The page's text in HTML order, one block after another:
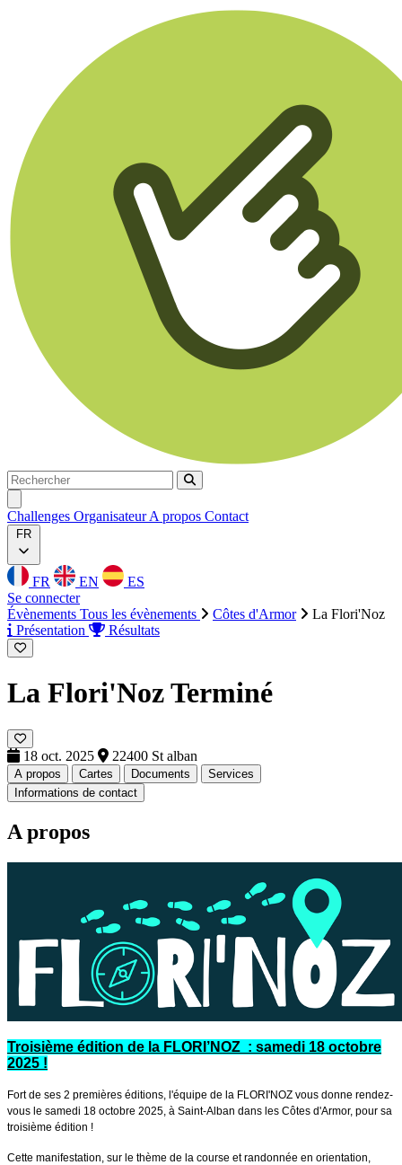
Rechercher
Rechercher
Challenges OrganisateurA propos Contact
FR
FR EN
ES
Se connecter
Évènements Tous les évènements Côtes d'Armor
La Flori'Noz
Présentation
Résultats
La Flori'NozTerminé
18 oct. 2025 22400 St alban
A propos Cartes Documents
Services
Informations de contact
A propos
Troisième édition de la FLORI’NOZ : samedi 18 octobre
2025 !
Fort de ses 2 premières éditions, l'équipe de la FLORI'NOZ vous donne rendez-
vous le samedi 18 octobre 2025, à Saint-Alban dans les Côtes d'Armor, pour sa
troisième édition !
Cette manifestation, sur le thème de la course et randonnée en orientation,